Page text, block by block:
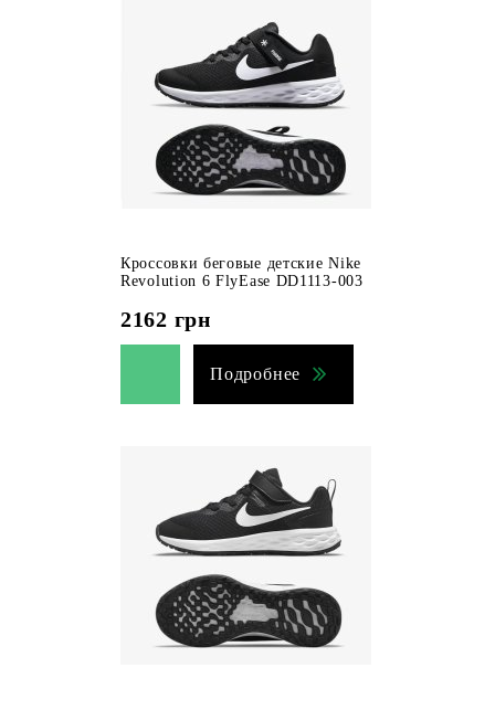
Кроссовки беговые детские Nike
Revolution 6 FlyEase DD1113-003
2162 грн
Подробнее